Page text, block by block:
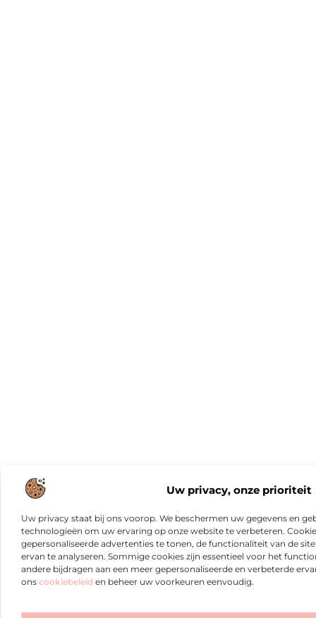
Uw privacy, onze prioriteit
Uw privacy staat bij ons voorop. We beschermen uw gegevens en
technologieën om uw ervaring op onze website te verbeteren.
gepersonaliseerde advertenties te tonen, de functionaliteit van de
ervan te analyseren. Sommige cookies zijn essentieel voor het
andere bijdragen aan een meer gepersonaliseerde en verbeterde
ons cookiebeleid en beheer uw voorkeuren eenvoudig.